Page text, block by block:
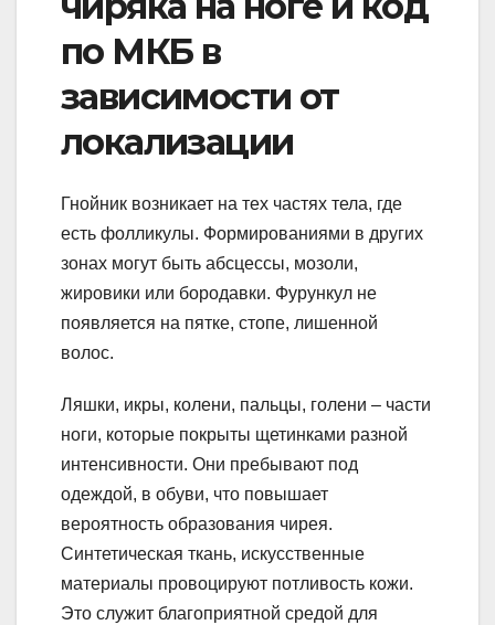
по МКБ в
зависимости от
локализации
Гнойник возникает на тех частях тела, где
есть фолликулы. Формированиями в других
зонах могут быть абсцессы, мозоли,
жировики или бородавки. Фурункул не
появляется на пятке, стопе, лишенной
волос.
Ляшки, икры, колени, пальцы, голени – части
ноги, которые покрыты щетинками разной
интенсивности. Они пребывают под
одеждой, в обуви, что повышает
вероятность образования чирея.
Синтетическая ткань, искусственные
материалы провоцируют потливость кожи.
Это служит благоприятной средой для